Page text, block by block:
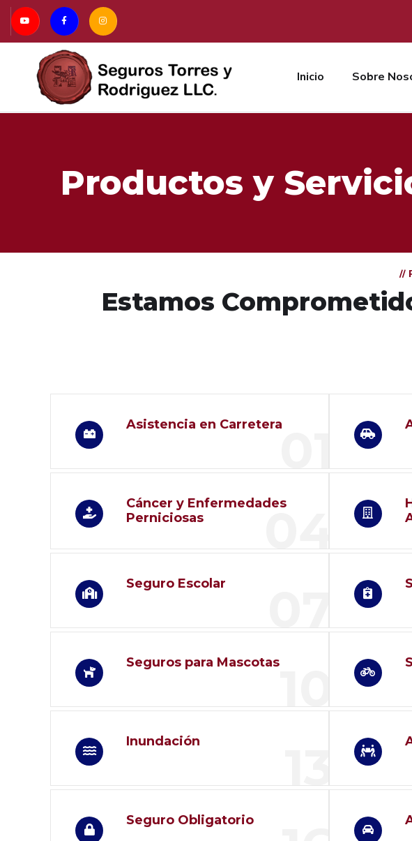
Inicio Sobre
Productos y
//
Estamos
Asistencia en Carretera
Cáncer y Enfermedades
Perniciosas
Seguro Escolar
Seguros para Mascotas
Inundación
Seguro Obligatorio